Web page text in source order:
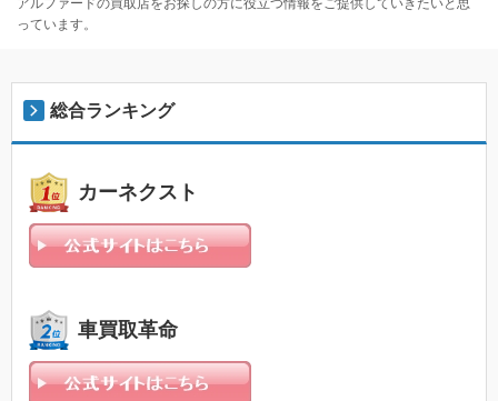
アルファードの買取店をお探しの方に役立つ情報をご提供していきたいと思
っています。
総合ランキング
カーネクスト
車買取革命